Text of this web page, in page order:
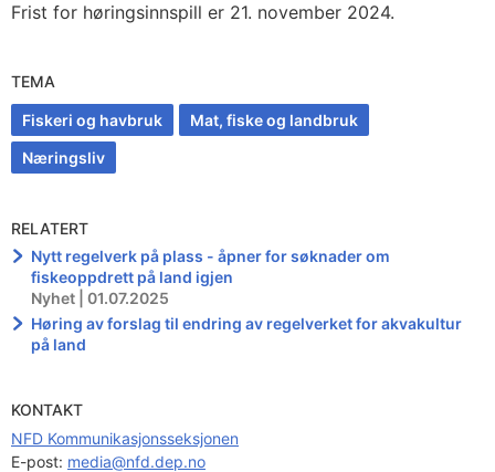
Frist for høringsinnspill er 21. november 2024.
TEMA
Fiskeri og havbruk
Mat, fiske og landbruk
Næringsliv
RELATERT
Nytt regelverk på plass - åpner for søknader om
fiskeoppdrett på land igjen
Nyhet | 01.07.2025
Høring av forslag til endring av regelverket for akvakultur
på land
KONTAKT
NFD Kommunikasjonsseksjonen
E-post: media@nfd.dep.no